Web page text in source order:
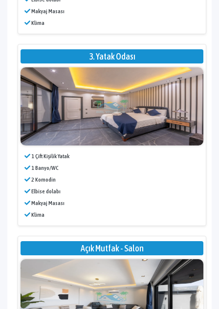
Makyaj Masası
Klima
3. Yatak Odası
1 Çift Kişilik Yatak
1 Banyo/WC
2 Komodin
Elbise dolabı
Makyaj Masası
Klima
Açık Mutfak - Salon